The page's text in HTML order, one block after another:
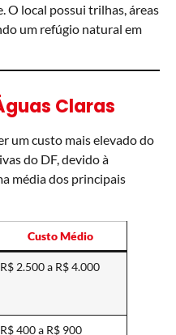
O local possui trilhas, áreas
um refúgio natural em
Claras
um custo mais elevado do
do DF, devido à
média dos principais
Custo Médio
R$ 2.500 a R$ 4.000
R$ 400 a R$ 900